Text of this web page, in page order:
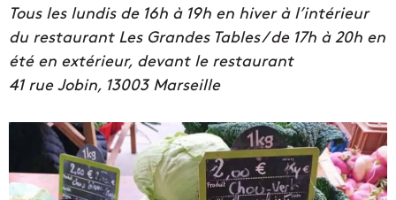
Tous les lundis de 16h à 19h en hiver à l’intérieur
du restaurant Les Grandes Tables / de 17h à 20h en
été en extérieur, devant le restaurant
41 rue Jobin, 13003 Marseille